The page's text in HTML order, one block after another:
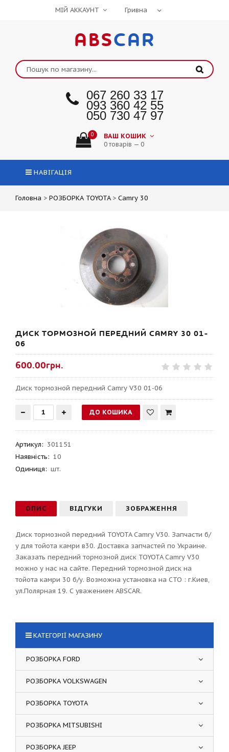
МІЙ АККАУНТ
ABSCAR
067 260 33 17
093 360 42 55
050 730 47 97
0 ВАШ КОШИК
0 товарів — 0
НАВІГАЦІЯ
Головна > РОЗБОРКА TOYOTA > Camry 30
ДИСК ТОРМОЗНОЙ ПЕРЕДНИЙ CAMRY 30 01-
06
600.00грн.
Диск тормозной передний Camry V30 01-06
Артикул: 301151
Наявність: 10
Одиниця: шт.
ОПИС ВІДГУКИ ЗОБРАЖЕННЯ
Диск тормозной передний TOYOTA Camry V30. Запчасти б/
у для тойота камри в30. Доставка запчастей по Украине.
Заказать передний тормозной диск TOYOTA Camry V30
можно у нас на сайте. Передний тормозной диск на
тойота камри 30 б/у. Возможна установка на СТО : г.Киев,
ул.Полярная 19. С уважением ABSCAR.
КАТЕГОРІЇ МАГАЗИНУ
РОЗБОРКА FORD
РОЗБОРКА VOLKSWAGEN
РОЗБОРКА TOYOTA
РОЗБОРКА MITSUBISHI
РОЗБОРКА JEEP